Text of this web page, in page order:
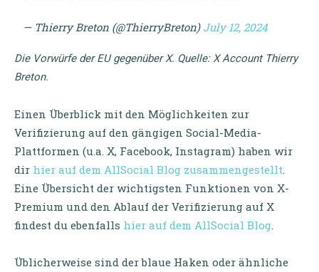
— Thierry Breton (@ThierryBreton) July 12, 2024
Die Vorwürfe der EU gegenüber X. Quelle: X Account Thierry
Breton.
Einen Überblick mit den Möglichkeiten zur
Verifizierung auf den gängigen Social-Media-
Plattformen (u.a. X, Facebook, Instagram) haben wir
dir hier auf dem AllSocial Blog zusammengestellt.
Eine Übersicht der wichtigsten Funktionen von X-
Premium und den Ablauf der Verifizierung auf X
findest du ebenfalls hier auf dem AllSocial Blog.
Üblicherweise sind der blaue Haken oder ähnliche